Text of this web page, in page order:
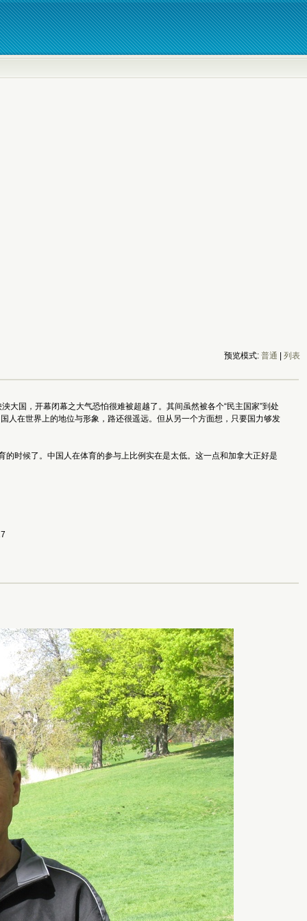
预览模式: 普通 列表
国，开幕闭幕之大气恐怕很难被超越了。其间虽然被各个“民主国家”到处
人在世界上的地位与形象，路还很遥远。但从另一个方面想，只要国力够发
时候了。中国人在体育的参与上比例实在是太低。这一点和加拿大正好是